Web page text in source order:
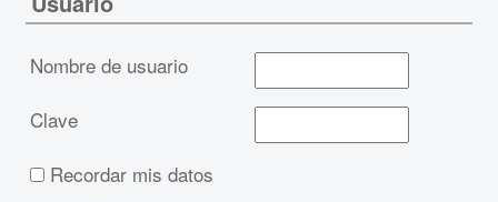
Nombre de usuario
Clave
Recordar mis datos